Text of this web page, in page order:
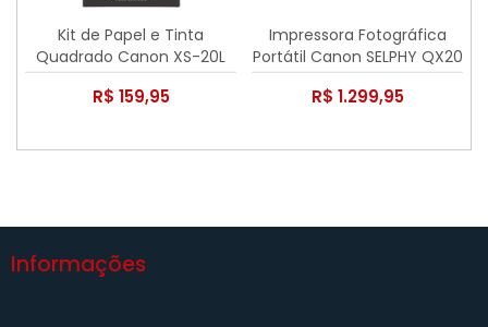
Kit de Papel e Tinta
Quadrado Canon XS-20L
para Selphy QX20
R$ 159,95
Impressora Fotográfica
Portátil Canon SELPHY QX20
R$ 1.299,95
Informações